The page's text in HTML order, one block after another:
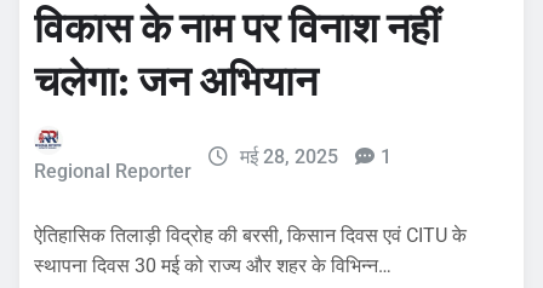
विकास के नाम पर विनाश नहीं
चलेगा: जन अभियान
Regional Reporter
मई 28, 2025 1
ऐतिहासिक तिलाड़ी विद्रोह की बरसी, किसान दिवस एवं CITU के
स्थापना दिवस 30 मई को राज्य और शहर के विभिन्न…